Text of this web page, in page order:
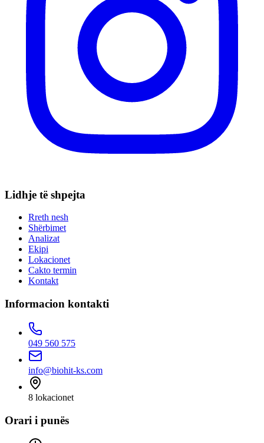
Lidhje të shpejta
Rreth nesh
Shërbimet
Analizat
Ekipi
Lokacionet
Cakto termin
Kontakt
Informacion kontakti
049 560 575
info@biohit-ks.com
8 lokacionet
Orari i punës